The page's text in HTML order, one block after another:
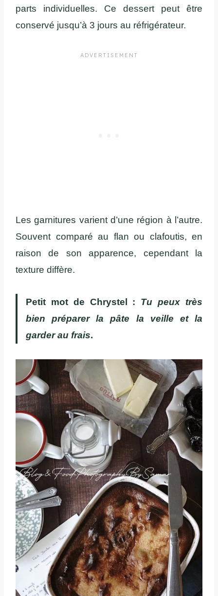
parts individuelles. Ce dessert peut être
conservé jusqu’à 3 jours au réfrigérateur.
Les garnitures varient d’une région à l’autre.
Souvent comparé au flan ou clafoutis, en
raison de son apparence, cependant la
texture diffère.
Petit mot de Chrystel : Tu peux très
bien préparer la pâte la veille et la
garder au frais.